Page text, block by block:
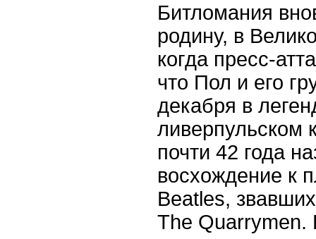
Битломания
родину, в
когда пресс-
что Пол и его
декабря в
ливерпульском
почти 42 года
восхождение к
Beatles,
The Quarrymen.